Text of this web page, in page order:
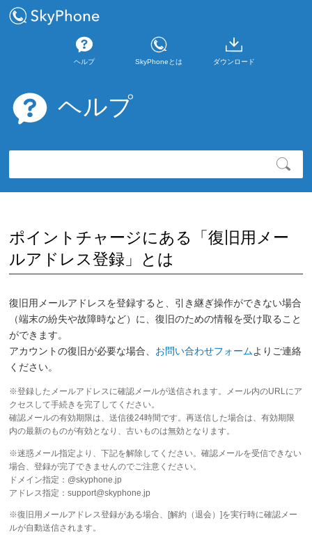
ヘルプ SkyPhoneとは ダウンロード
ヘルプ
ポイントチャージにある「復旧用メー
ルアドレス登録」とは
復旧用メールアドレスを登録すると、引き継ぎ操作ができない場合
（端末の紛失や故障時など）に、復旧のための情報を受け取ること
ができます。
アカウントの復旧が必要な場合、 お問い合わせフォームよりご連絡
ください。
※登録したメールアドレスに確認メールが送信されます。メール内のURLにア
クセスして手続きを完了してください。
確認メールの有効期限は、送信後24時間です。再送信した場合は、有効期限
内の最新のものが有効となり、古いものは無効となります。
※迷惑メール指定より、下記を解除してください。確認メールを受信できない
場合、登録が完了できませんのでご注意ください。
ドメイン指定：@skyphone.jp
アドレス指定：support@skyphone.jp
※復旧用メールアドレス登録がある場合、[解約（退会）]を実行時に確認メー
ルが自動送信されます。